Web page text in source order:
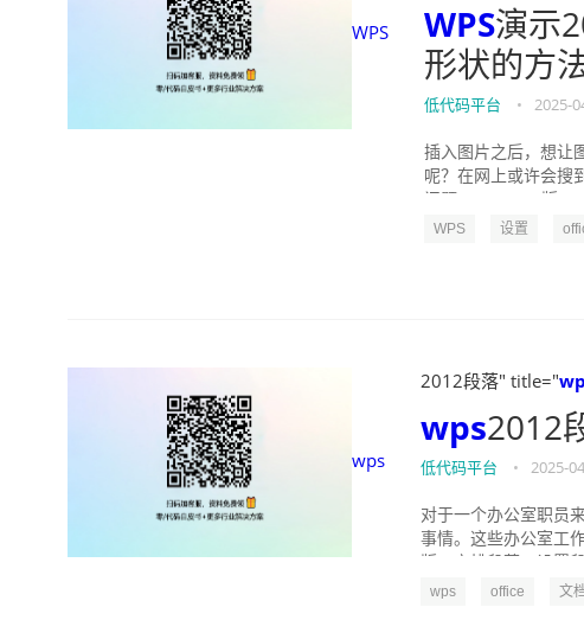
WPS WPS演示
形状的方
低代码平台 • 2025-
插入图片之后，想让
呢？在网上或许会搜
WPS 设置
wps
2012段落" title="
wps2012
低代码平台 • 2025-
对于一个办公室职员
事情。这些办公室工
wps office 文